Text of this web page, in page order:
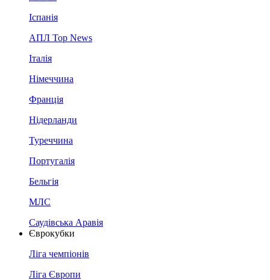
Іспанія
АПЛ Top News
Італія
Німеччина
Франція
Нідерланди
Туреччина
Португалія
Бельгія
МЛС
Саудівська Аравія
Єврокубки
Ліга чемпіонів
Ліга Європи